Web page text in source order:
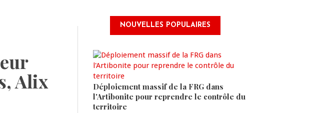
Alix
NOUVELLES POPULAIRES
Déploiement massif de la FRG dans
l'Artibonite pour reprendre le contrôle du
territoire